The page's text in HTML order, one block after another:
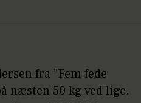
fra ”Fem fede
næsten 50 kg ved lige.